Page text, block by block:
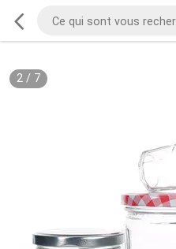
2/ 7